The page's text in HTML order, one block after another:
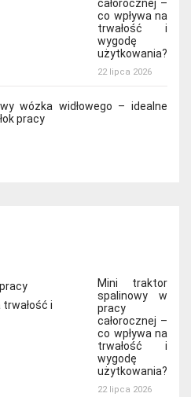
całorocznej –
co wpływa na
trwałość i
wygodę
użytkowania?
22 lipca 2026
wózka widłowego – idealne
pracy
Mini traktor
spalinowy w
pracy
całorocznej –
co wpływa na
trwałość i
wygodę
użytkowania?
22 lipca 2026